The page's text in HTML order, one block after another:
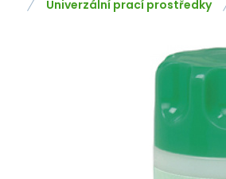
Univerzální prací prostředky